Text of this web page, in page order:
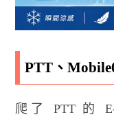
PTT、
爬了 PTT 的 E-